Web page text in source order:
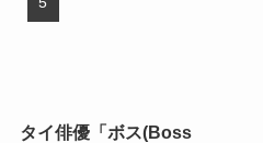
タイ俳優「ボス(Boss